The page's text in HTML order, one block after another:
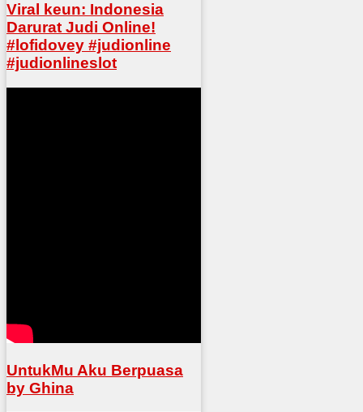
Viral keun: Indonesia
Darurat Judi Online!
#lofidovey #judionline
#judionlineslot
UntukMu Aku Berpuasa
by Ghina